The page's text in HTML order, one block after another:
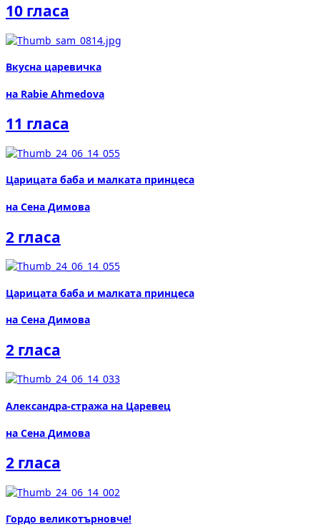
10 гласа
Вкусна царевичка
на Rabie Ahmedova
11 гласа
Царицата баба и малката принцеса
на Сена Димова
2 гласа
Царицата баба и малката принцеса
на Сена Димова
2 гласа
Александра-стража на Царевец
на Сена Димова
2 гласа
Гордо великотърновче!